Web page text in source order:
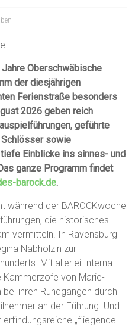
Oberschwäbische
der diesjährigen
Ferienstraße besonders
2026 geben reich
geführte
Schlösser sowie
Einblicke ins sinnes- und
ganze Programm findet
barock.de.
während der BAROCKwoche
die historisches
vermitteln. In Ravensburg
Nabholzin zur
Mit allerlei Interna
Kammerzofe von Marie-
ihren Rundgängen durch
an der Führung. Und
„fliegende